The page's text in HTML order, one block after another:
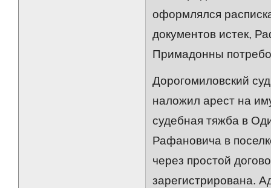
оформлялся
документов истек,
Примадонны
Дорогомиловский
наложил арест на
судебная тяжба в
Рафановича в
через простой
зарегистрирована.